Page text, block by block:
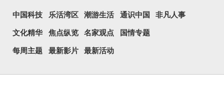
中国科技 乐活湾区 潮游生活 通识中国 非凡人事
文化精华 焦点纵览 名家观点 国情专题
每周主题 最新影片 最新活动